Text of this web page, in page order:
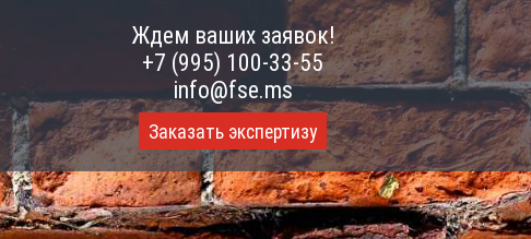
Ждем ваших заявок!
+7 (995) 100-33-55
info@fse.ms
Заказать экспертизу